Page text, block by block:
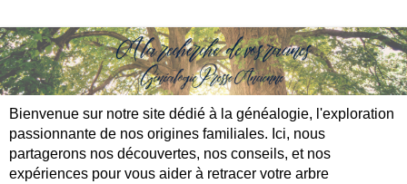
Bienvenue sur notre site dédié à la généalogie, l'exploration
passionnante de nos origines familiales. Ici, nous
partagerons nos découvertes, nos conseils, et nos
expériences pour vous aider à retracer votre arbre